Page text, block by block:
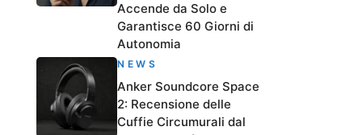
Accende da Solo e
Garantisce 60 Giorni di
Autonomia
NEWS
Anker Soundcore Space
2: Recensione delle
Cuffie Circumurali dal